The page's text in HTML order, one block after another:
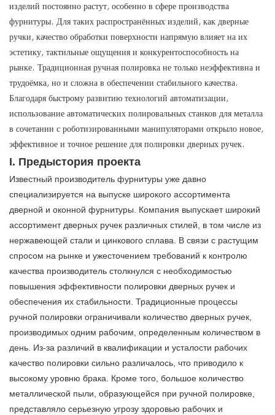
изделий постоянно растут, особенно в сфере производства
фурнитуры. Для таких распространённых изделий, как дверные
ручки, качество обработки поверхности напрямую влияет на их
эстетику, тактильные ощущения и конкурентоспособность на
рынке. Традиционная ручная полировка не только неэффективна и
трудоёмка, но и сложна в обеспечении стабильного качества.
Благодаря быстрому развитию технологий автоматизации,
использование автоматических полировальных станков для металла
в сочетании с роботизированными манипуляторами открыло новое,
эффективное и точное решение для полировки дверных ручек.
I. Предыстория проекта
Известный производитель фурнитуры уже давно
специализируется на выпуске широкого ассортимента
дверной и оконной фурнитуры. Компания выпускает широкий
ассортимент дверных ручек различных стилей, в том числе из
нержавеющей стали и цинкового сплава. В связи с растущим
спросом на рынке и ужесточением требований к контролю
качества производитель столкнулся с необходимостью
повышения эффективности полировки дверных ручек и
обеспечения их стабильности. Традиционные процессы
ручной полировки ограничивали количество дверных ручек,
производимых одним рабочим, определенным количеством в
день. Из-за различий в квалификации и усталости рабочих
качество полировки сильно различалось, что приводило к
высокому уровню брака. Кроме того, большое количество
металлической пыли, образующейся при ручной полировке,
представляло серьезную угрозу здоровью рабочих и